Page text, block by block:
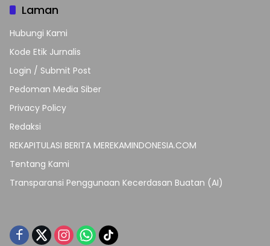
Laman
Hubungi Kami
Kode Etik Jurnalis
Login / Submit Post
Pedoman Media Siber
Privacy Policy
Redaksi
REKAPITULASI BERITA MEREKAMINDONESIA.COM
Tentang Kami
Transparansi Penggunaan Kecerdasan Buatan (AI)